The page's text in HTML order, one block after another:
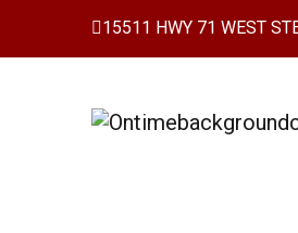
15511 HWY 71 WEST